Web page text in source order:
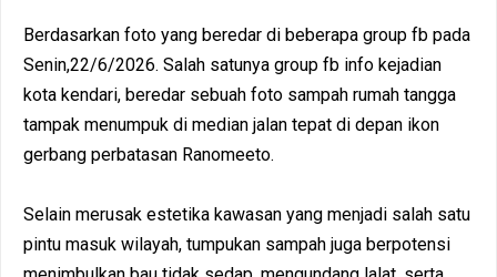
Berdasarkan foto yang beredar di beberapa group fb pada
Senin,22/6/2026. Salah satunya group fb info kejadian
kota kendari, beredar sebuah foto sampah rumah tangga
tampak menumpuk di median jalan tepat di depan ikon
gerbang perbatasan Ranomeeto.
Selain merusak estetika kawasan yang menjadi salah satu
pintu masuk wilayah, tumpukan sampah juga berpotensi